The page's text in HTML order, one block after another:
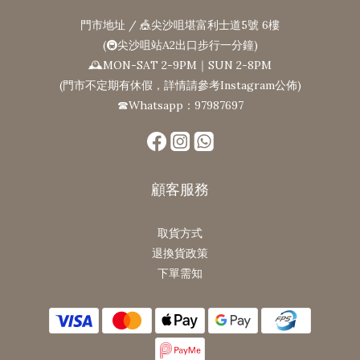
門市地址 / 🎪尖沙咀堪富利士道5號 6樓
(🚇尖沙咀站A2出口步行一分鐘)
🕰MON-SAT 2-9PM｜SUN 2-8PM
(門市不定期有休假，詳情請參考Instagram公佈)
☎Whatsapp：97987697
顧客服務
取貨方式
退換貨政策
下單需知